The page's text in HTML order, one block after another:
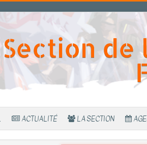
Section
ACTUALITÉ LA SECTION